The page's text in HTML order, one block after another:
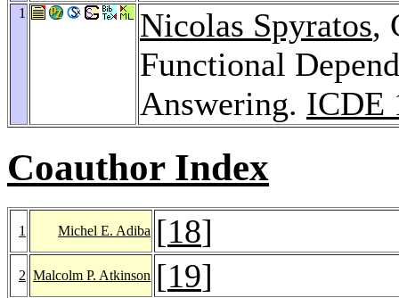
1 Nicolas Spyratos,
Functional
Answering. ICDE
Coauthor Index
1 Michel E. Adiba [18]
2 Malcolm P. Atkinson [19]